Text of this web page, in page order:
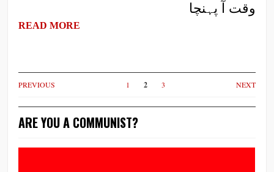
وقت آ پہنچا
READ MORE
PREVIOUS 1 2 3 NEXT
ARE YOU A COMMUNIST?